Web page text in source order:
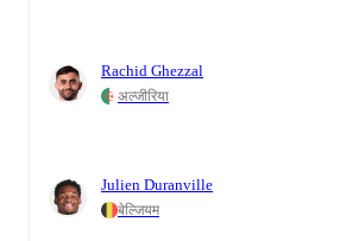
Rachid Ghezzal
अल्जीरिया
Julien Duranville
बेल्जियम